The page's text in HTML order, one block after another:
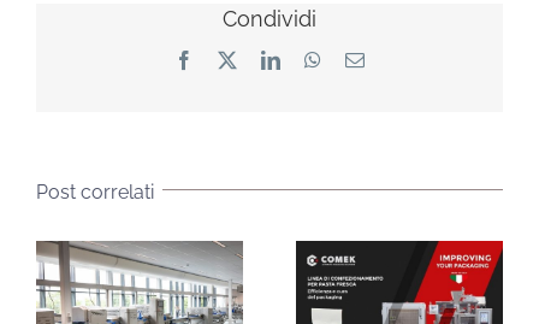
Condividi
Facebook LinkedInWhatsApp
Email
Post correlati